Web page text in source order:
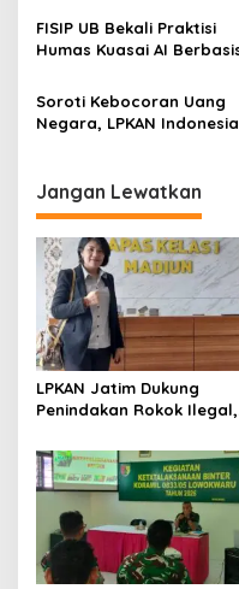
s
FISIP UB Bekali Praktisi
Humas Kuasai AI
Soroti Kebocoran Uang
Negara, LPKAN Indonesia
Jangan Lewatkan
LPKAN Jatim Dukung
Penindakan Rokok Ilegal,
Jangan Korbankan